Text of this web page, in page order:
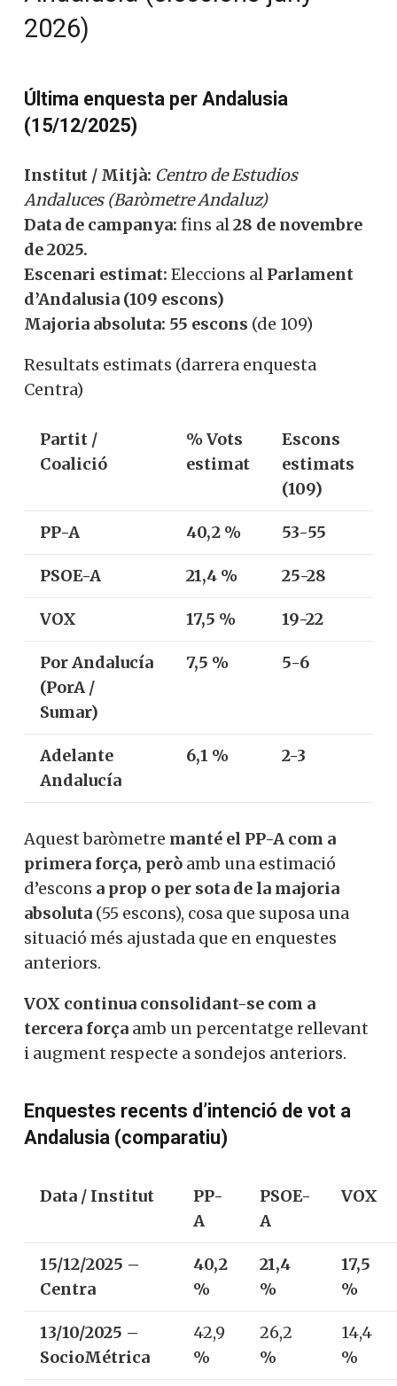
2026)
Última enquesta per Andalusia
(15/12/2025)
Institut / Mitjà: Centro de Estudios
Andaluces (Baròmetre Andaluz)
Data de campanya: fins al28 de novembre
de 2025.
Escenari estimat: Eleccions al Parlament
d’Andalusia (109 escons)
Majoria absoluta: 55 escons (de 109)
Resultats estimats (darrera enquesta
Centra)
Partit /
Coalició
% Vots
estimat
Escons
estimats
(109)
PP-A 40,2 % 53-55
PSOE-A 21,4 % 25-28
VOX 17,5 % 19-22
Por Andalucía
(PorA /
Sumar)
7,5 % 5-6
Adelante
Andalucía
6,1 % 2-3
Aquest baròmetre manté el PP-A com a
primera força, però amb una estimació
d’escons a prop o per sota de la majoria
absoluta (55 escons), cosa que suposa una
situació més ajustada que en enquestes
anteriors.
VOX continua consolidant-se com a
tercera força amb un percentatge rellevant
i augment respecte a sondejos anteriors.
Enquestes recents d’intenció de vot a
Andalusia (comparatiu)
Data / Institut
PP-
A
PSOE-
A
VOX
15/12/2025 –
Centra
40,2
%
21,4
%
17,5
%
13/10/2025 –
SocioMétrica
42,9
%
26,2
%
14,4
%